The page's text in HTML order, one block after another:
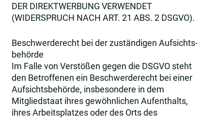
DER DIREKTWERBUNG VERWENDET
(WIDERSPRUCH NACH ART. 21 ABS. 2 DSGVO).
Beschwerde­recht bei der zuständigen Aufsichts­
behörde
Im Falle von Verstößen gegen die DSGVO steht
den Betroffenen ein Beschwerderecht bei einer
Aufsichtsbehörde, insbesondere in dem
Mitgliedstaat ihres gewöhnlichen Aufenthalts,
ihres Arbeitsplatzes oder des Orts des